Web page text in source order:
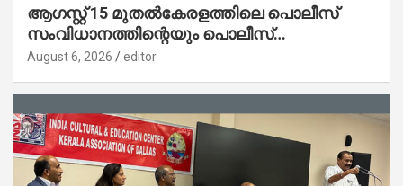
ആഗസ്റ്റ് 15 മുതല്‍കേരളത്തിലെ പൊലീസ്
സംവിധാനത്തിന്റെയും പൊലീസ്
സ്റ്റേഷനുകളുടെയും മുഖഛായ മാറുകയാണ് :
August 6, 2026 editor